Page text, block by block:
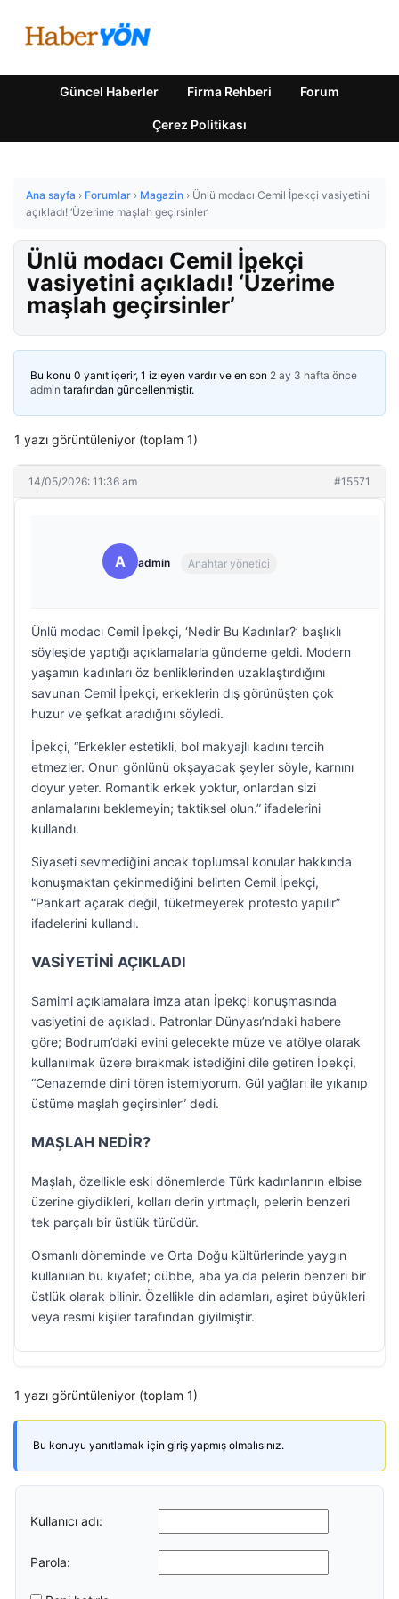
Güncel Haberler Firma Rehberi Forum
Çerez Politikası
Ana sayfa › Forumlar › Magazin › Ünlü modacı Cemil İpekçi vasiyetini
açıkladı! ‘Üzerime maşlah geçirsinler’
Ünlü modacı Cemil İpekçi
vasiyetini açıkladı! ‘Üzerime
maşlah geçirsinler’
Bu konu 0 yanıt içerir, 1 izleyen vardır ve en son 2 ay 3 hafta önce
admin tarafından güncellenmiştir.
1 yazı görüntüleniyor (toplam 1)
14/05/2026: 11:36 am #15571
A admin Anahtar yönetici
Ünlü modacı Cemil İpekçi, ‘Nedir Bu Kadınlar?’ başlıklı
söyleşide yaptığı açıklamalarla gündeme geldi. Modern
yaşamın kadınları öz benliklerinden uzaklaştırdığını
savunan Cemil İpekçi, erkeklerin dış görünüşten çok
huzur ve şefkat aradığını söyledi.
İpekçi, “Erkekler estetikli, bol makyajlı kadını tercih
etmezler. Onun gönlünü okşayacak şeyler söyle, karnını
doyur yeter. Romantik erkek yoktur, onlardan sizi
anlamalarını beklemeyin; taktiksel olun.” ifadelerini
kullandı.
Siyaseti sevmediğini ancak toplumsal konular hakkında
konuşmaktan çekinmediğini belirten Cemil İpekçi,
“Pankart açarak değil, tüketmeyerek protesto yapılır”
ifadelerini kullandı.
VASİYETİNİ AÇIKLADI
Samimi açıklamalara imza atan İpekçi konuşmasında
vasiyetini de açıkladı. Patronlar Dünyası’ndaki habere
göre; Bodrum’daki evini gelecekte müze ve atölye olarak
kullanılmak üzere bırakmak istediğini dile getiren İpekçi,
“Cenazemde dini tören istemiyorum. Gül yağları ile yıkanıp
üstüme maşlah geçirsinler” dedi.
MAŞLAH NEDİR?
Maşlah, özellikle eski dönemlerde Türk kadınlarının elbise
üzerine giydikleri, kolları derin yırtmaçlı, pelerin benzeri
tek parçalı bir üstlük türüdür.
Osmanlı döneminde ve Orta Doğu kültürlerinde yaygın
kullanılan bu kıyafet; cübbe, aba ya da pelerin benzeri bir
üstlük olarak bilinir. Özellikle din adamları, aşiret büyükleri
veya resmi kişiler tarafından giyilmiştir.
1 yazı görüntüleniyor (toplam 1)
Bu konuyu yanıtlamak için giriş yapmış olmalısınız.
Kullanıcı adı:
Parola: